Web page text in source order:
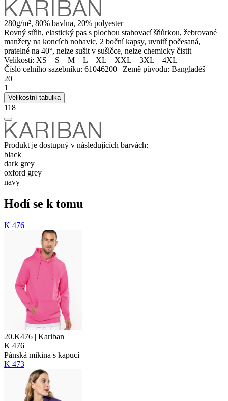
280g/m², 80% bavlna, 20% polyester
Rovný střih, elastický pas s plochou stahovací šňůrkou, žebrované
manžety na koncích nohavic, 2 boční kapsy, uvnitř počesaná,
pratelné na 40°, nelze sušit v sušičce, nelze chemicky čistit
Velikosti: XS – S – M – L – XL – XXL – 3XL – 4XL
Číslo celního sazebníku: 61046200 | Země původu: Bangladéš
20
1
Velikostní tabulka
118
Produkt je dostupný v následujících barvách:
black
dark grey
oxford grey
navy
Hodí se k tomu
K 476
20.K476 | Kariban
K 476
Pánská mikina s kapucí
K 473